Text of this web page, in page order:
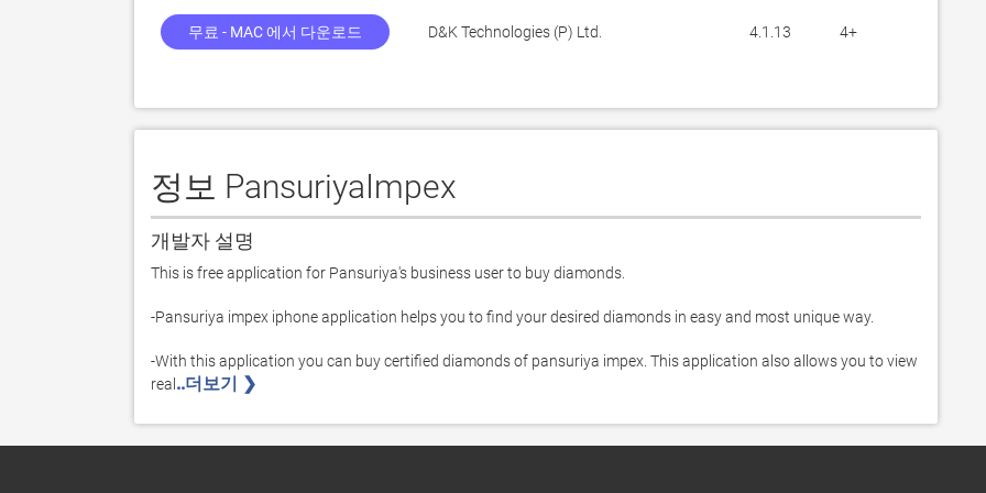
무료 - MAC 에서 다운로드 D&K Technologies (P) Ltd. 4.1.13 4+
정보 PansuriyaImpex
개발자 설명
This is free application for Pansuriya's business user to buy diamonds.
-Pansuriya impex iphone application helps you to find your desired diamonds in easy and most unique way.
-With this application you can buy certified diamonds of pansuriya impex. This application also allows you to view
real ..더보기 ❯